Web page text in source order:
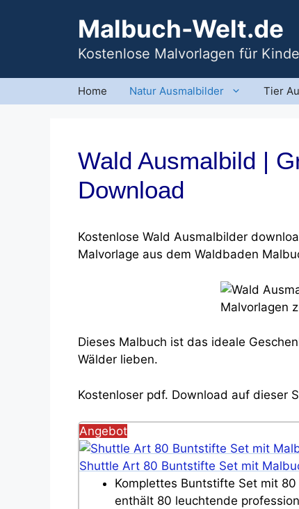
Malbuch-Welt.de
Kostenlose Malvorlagen für
Home Natur Ausmalbilder Tier
Wald Ausmalbild |
Download
Kostenlose Wald Ausmalbilder
Malvorlage aus dem Waldbaden
Dieses Malbuch ist das ideale
Wälder lieben.
Kostenloser pdf. Download auf dieser
Angebot
Shuttle Art 80 Buntstifte Set mit
Komplettes Buntstifte Set mit
enthält 80 leuchtende